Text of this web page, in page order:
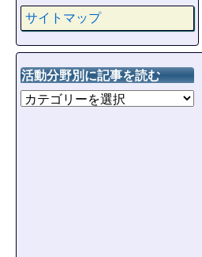
サイトマップ
活動分野別に記事を読む